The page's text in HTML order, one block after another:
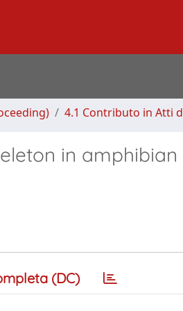
4.1 Contributo in Atti
in
(DC)